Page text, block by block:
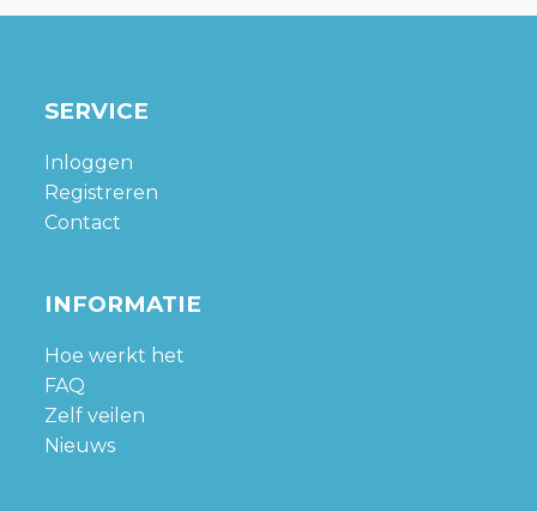
SERVICE
Inloggen
Registreren
Contact
INFORMATIE
Hoe werkt het
FAQ
Zelf veilen
Nieuws